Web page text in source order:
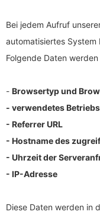
Bei jedem Aufruf
automatisiertes System
Folgende Daten
- Browsertyp und
- verwendetes
- Referrer URL
- Hostname des
- Uhrzeit der
- IP-Adresse
Diese Daten werden in